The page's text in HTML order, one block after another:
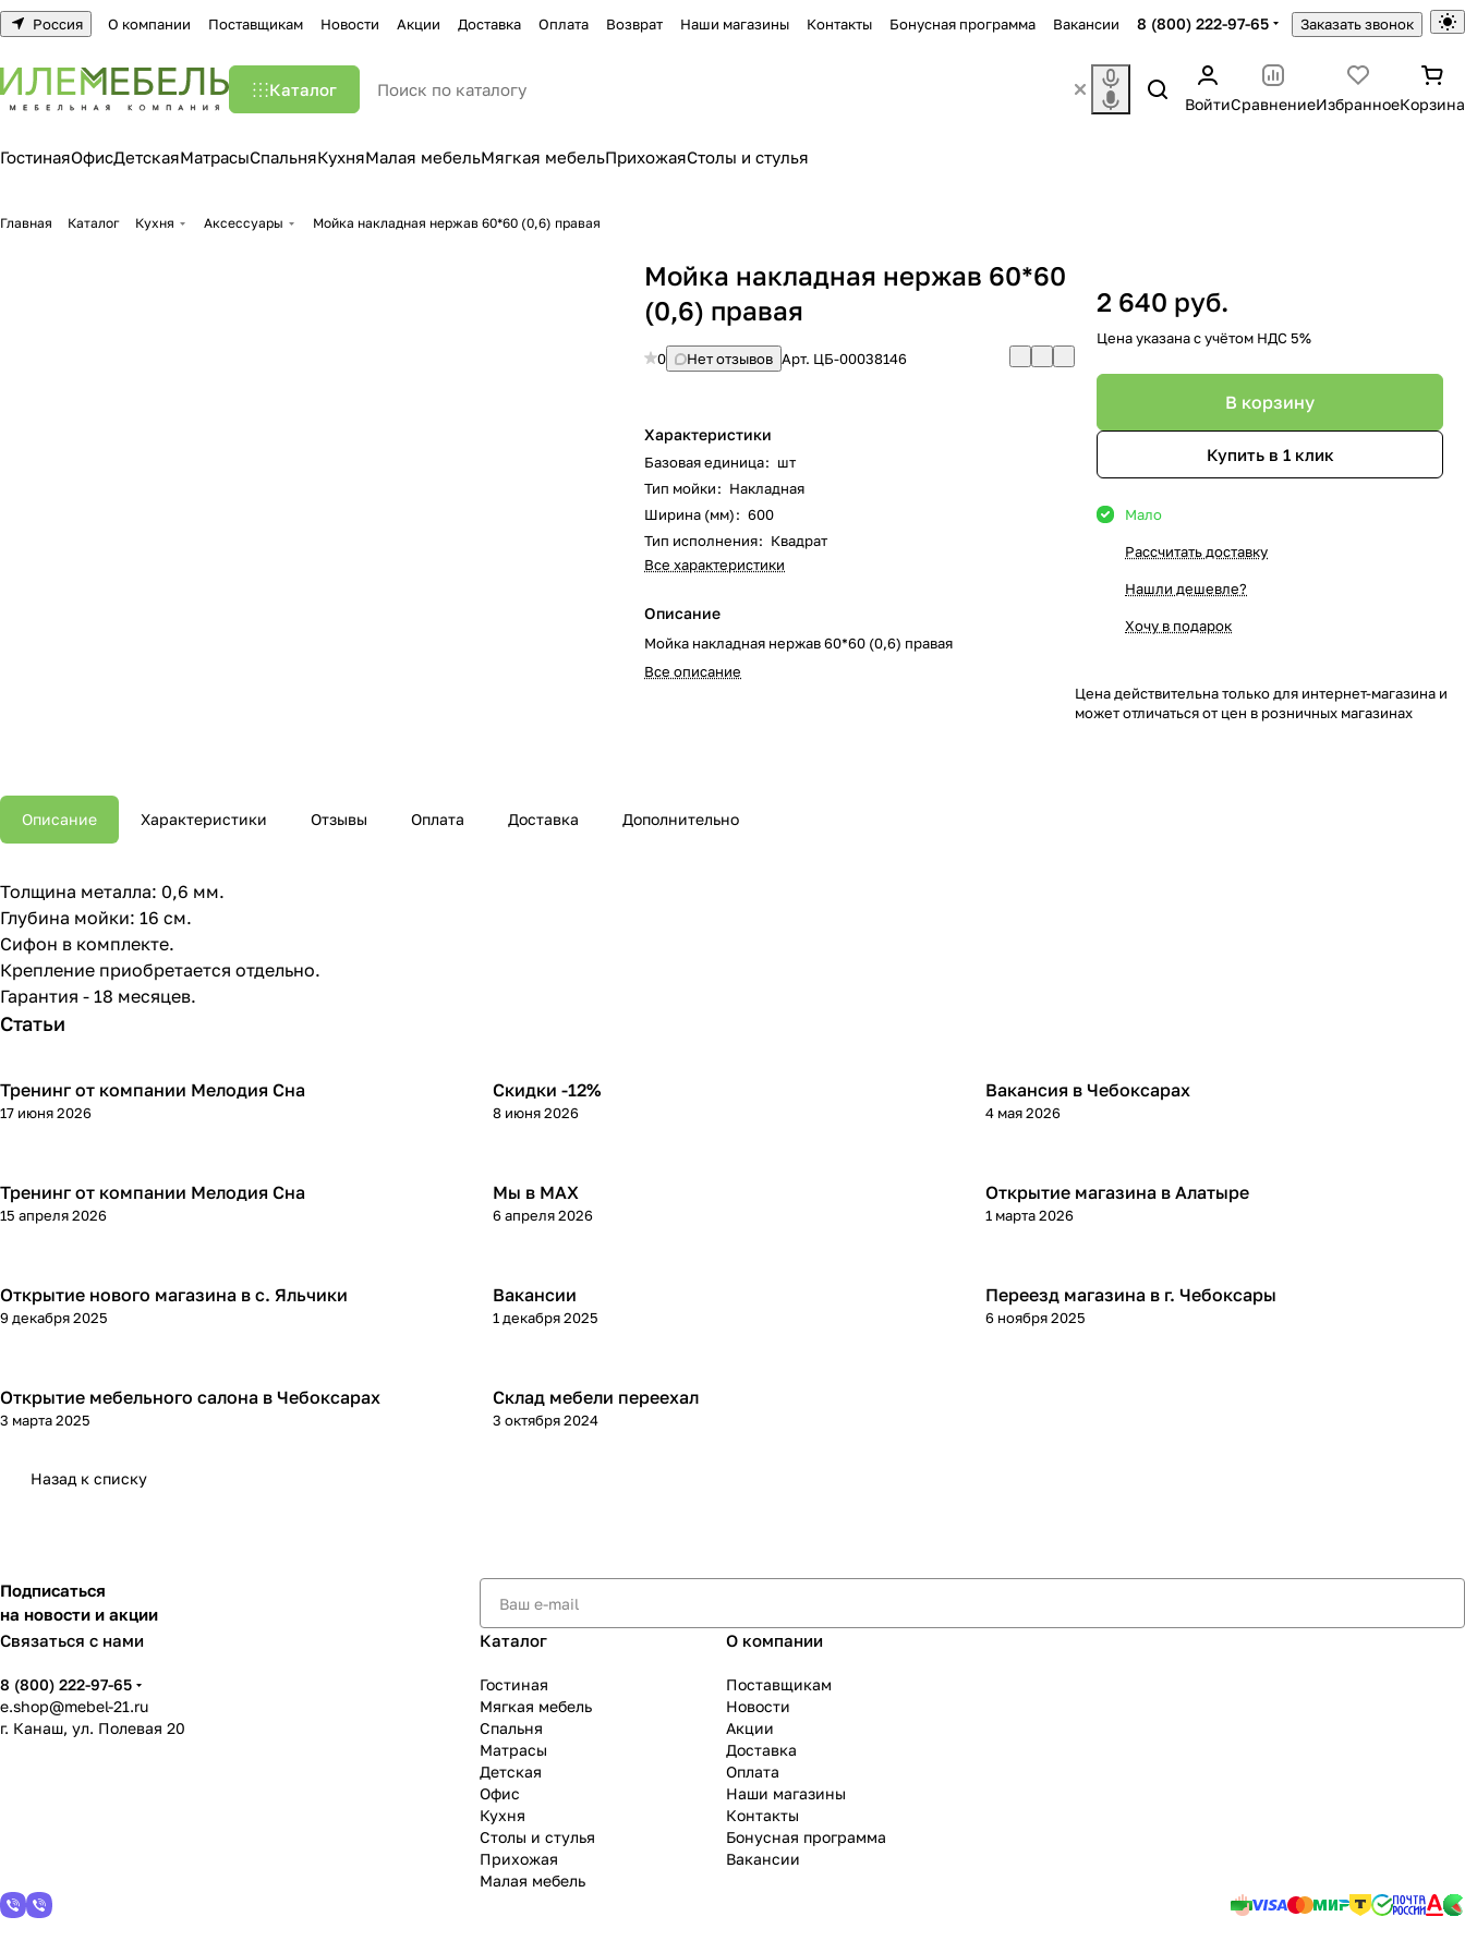
Россия О компании Поставщикам Новости Акции Доставка Оплата Возврат Наши магазины Контакты Бонусная программа Вакансии 8 (800) 222-97-65 Заказать звонок
Каталог
ВойтиСравнениеИзбранноеКорзина
ГостинаяОфисДетскаяМатрасыСпальняКухняМалая мебельМягкая мебельПрихожаяСтолы и стулья
Главная Каталог Кухня Аксессуары Мойка накладная нержав 60*60 (0,6) правая
Мойка накладная нержав 60*60
(0,6) правая
0 Нет отзывов Арт. ЦБ-00038146
Характеристики
Базовая единица: шт
Тип мойки: Накладная
Ширина (мм): 600
Тип исполнения: Квадрат
Все характеристики
Описание
Мойка накладная нержав 60*60 (0,6) правая
Все описание
2 640 руб.
Цена указана с учётом НДС 5%
В корзину
Купить в 1 клик
Мало
Рассчитать доставку
Нашли дешевле?
Хочу в подарок
Цена действительна только для интернет-магазина и
может отличаться от цен в розничных магазинах
Описание Характеристики Отзывы Оплата Доставка Дополнительно
Толщина металла: 0,6 мм.
Глубина мойки: 16 см.
Сифон в комплекте.
Крепление приобретается отдельно.
Гарантия - 18 месяцев.
Статьи
Тренинг от компании Мелодия Сна
17 июня 2026
Скидки -12%
8 июня 2026
Вакансия в Чебоксарах
4 мая 2026
Тренинг от компании Мелодия Сна
15 апреля 2026
Мы в МАХ
6 апреля 2026
Открытие магазина в Алатыре
1 марта 2026
Открытие нового магазина в с. Яльчики
9 декабря 2025
Вакансии
1 декабря 2025
Переезд магазина в г. Чебоксары
6 ноября 2025
Открытие мебельного салона в Чебоксарах
3 марта 2025
Склад мебели переехал
3 октября 2024
Назад к списку
Подписаться
на новости и акции
Связаться с нами
8 (800) 222-97-65
e.shop@mebel-21.ru
г. Канаш, ул. Полевая 20
Каталог
Гостиная
Мягкая мебель
Спальня
Матрасы
Детская
Офис
Кухня
Столы и стулья
Прихожая
Малая мебель
О компании
Поставщикам
Новости
Акции
Доставка
Оплата
Наши магазины
Контакты
Бонусная программа
Вакансии